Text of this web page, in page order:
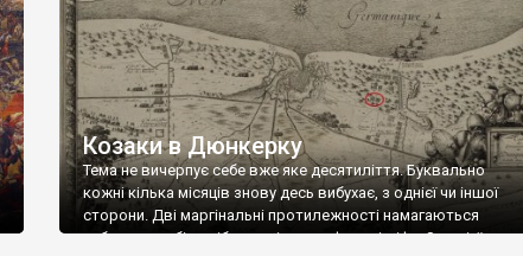
Козаки в Дюнкерку
Тема не вичерпує себе вже яке десятиліття. Буквально
кожні кілька місяців знову десь вибухає, з однієї чи іншої
сторони. Дві маргінальні протилежності намагаються
забороти собі подібних на іншому фланзі міфу. З однієї